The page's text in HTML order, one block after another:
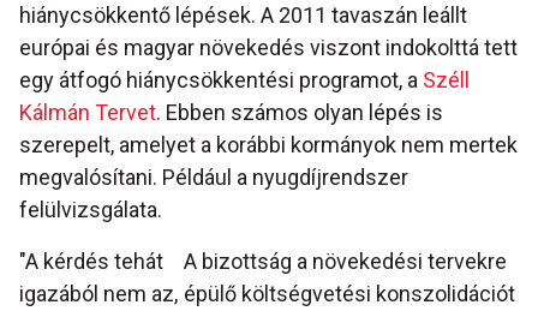
hiánycsökkentő lépések. A 2011 tavaszán leállt
európai és magyar növekedés viszont indokolttá tett
egy átfogó hiánycsökkentési programot, a Széll
Kálmán Tervet. Ebben számos olyan lépés is
szerepelt, amelyet a korábbi kormányok nem mertek
megvalósítani. Például a nyugdíjrendszer
felülvizsgálata.
"A kérdés tehát
igazából nem az,
A bizottság a növekedési tervekre
épülő költségvetési konszolidációt